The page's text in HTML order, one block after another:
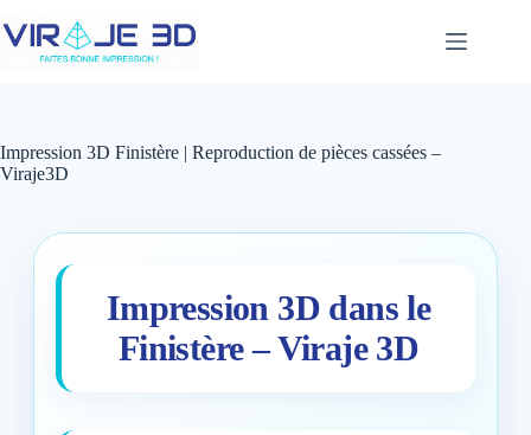
to
content
Impression 3D Finistère | Reproduction de pièces cassées –
Viraje3D
Impression 3D dans le
Finistère – Viraje 3D